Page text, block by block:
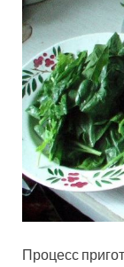
Процесс